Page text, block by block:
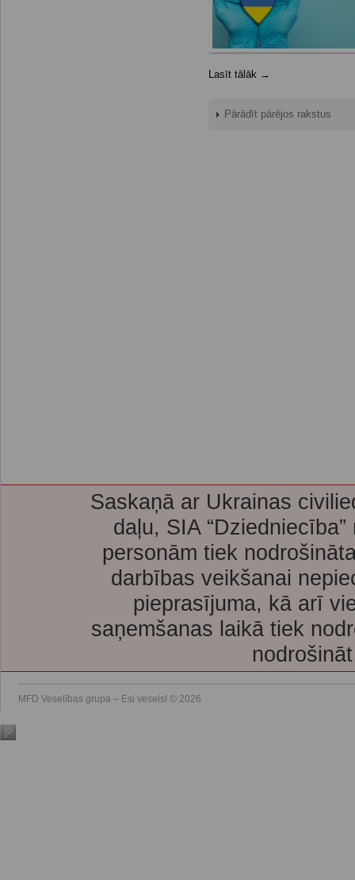
Lasīt tālāk →
Pārādīt pārējos rakstus
Saskaņā ar Ukrainas
daļu, SIA
personām tiek
darbības veikšanai
pieprasījuma, kā arī
saņemšanas laikā tiek
MFD Veselības grupa – Esi vesels! © 2026